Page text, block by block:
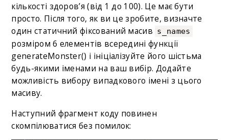
кількості здоров’я (від 1 до 100). Це має бути
просто. Після того, як ви це зробите, визначте
один статичний фіксований масив s_names
розміром 6 елементів всередині функції
generateMonster() і ініціалізуйте його шістьма
будь-якими іменами на ваш вибір. Додайте
можливість вибору випадкового імені з цього
масиву.
Наступний фрагмент коду повинен
скомпілюватися без помилок: